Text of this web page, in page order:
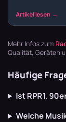
Der entspannte
die Texte
schaffen U…
Mehr Infos zum
Qualität, Geräten
Häufige
Ist RPR1.
Welche